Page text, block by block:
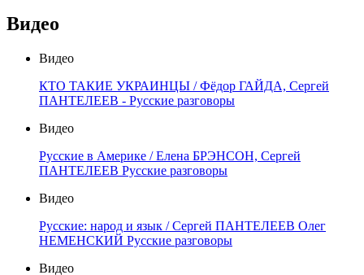
Видео
Видео
КТО ТАКИЕ УКРАИНЦЫ / Фёдор ГАЙДА, Сергей
ПАНТЕЛЕЕВ - Русские разговоры
Видео
Русские в Америке / Елена БРЭНСОН, Сергей
ПАНТЕЛЕЕВ Русские разговоры
Видео
Русские: народ и язык / Сергей ПАНТЕЛЕЕВ Олег
НЕМЕНСКИЙ Русские разговоры
Видео